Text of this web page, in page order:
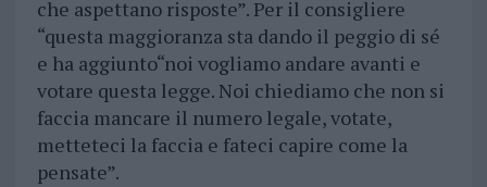
che aspettano risposte”. Per il consigliere
“questa maggioranza sta dando il peggio di sé
e ha aggiunto“noi vogliamo andare avanti e
votare questa legge. Noi chiediamo che non si
faccia mancare il numero legale, votate,
metteteci la faccia e fateci capire come la
pensate”.